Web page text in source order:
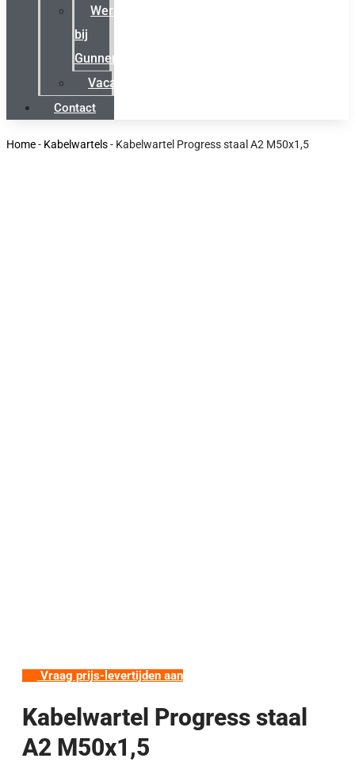
Werken
bij
Gunneman
Vacatures
Contact
Home- Kabelwartels- Kabelwartel Progress staal A2 M50x1,5
Vraag prijs-levertijden aan
Kabelwartel Progress staal
A2 M50x1,5